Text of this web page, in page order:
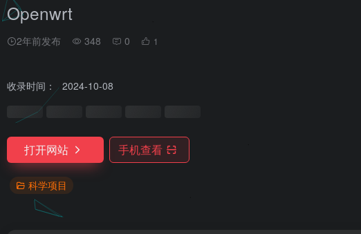
Openwrt
2年前发布 348 0 1
收录时间： 2024-10-08
打开网站 手机查看
科学项目